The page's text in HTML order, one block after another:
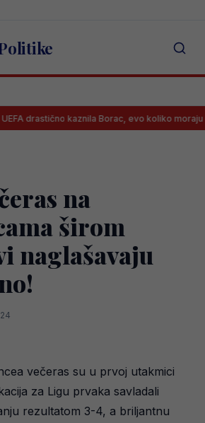
kaznila Borac, evo koliko moraju platiti i
na
širom
naglašavaju
večeras su u prvoj utakmici
za Ligu prvaka savladali
rezultatom 3-4, a briljantnu